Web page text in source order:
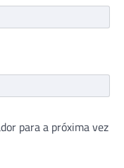
para a próxima vez